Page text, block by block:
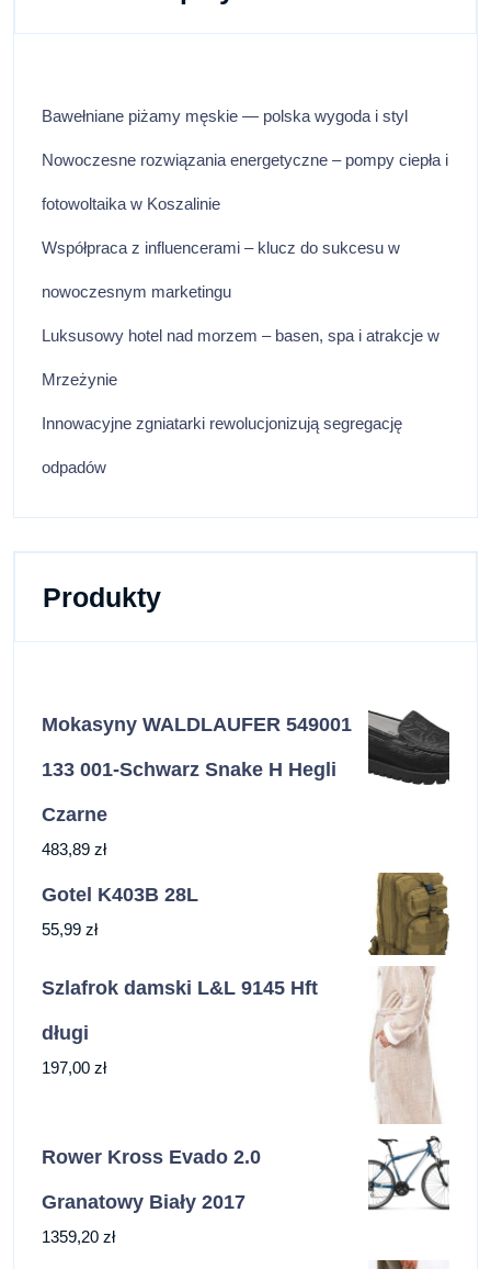
Bawełniane piżamy męskie — polska wygoda i styl
Nowoczesne rozwiązania energetyczne – pompy ciepła i
fotowoltaika w Koszalinie
Współpraca z influencerami – klucz do sukcesu w
nowoczesnym marketingu
Luksusowy hotel nad morzem – basen, spa i atrakcje w
Mrzeżynie
Innowacyjne zgniatarki rewolucjonizują segregację
odpadów
Produkty
Mokasyny WALDLAUFER 549001
133 001-Schwarz Snake H Hegli
Czarne
483,89 zł
Gotel K403B 28L
55,99 zł
Szlafrok damski L&L 9145 Hft
długi
197,00 zł
Rower Kross Evado 2.0
Granatowy Biały 2017
1359,20 zł